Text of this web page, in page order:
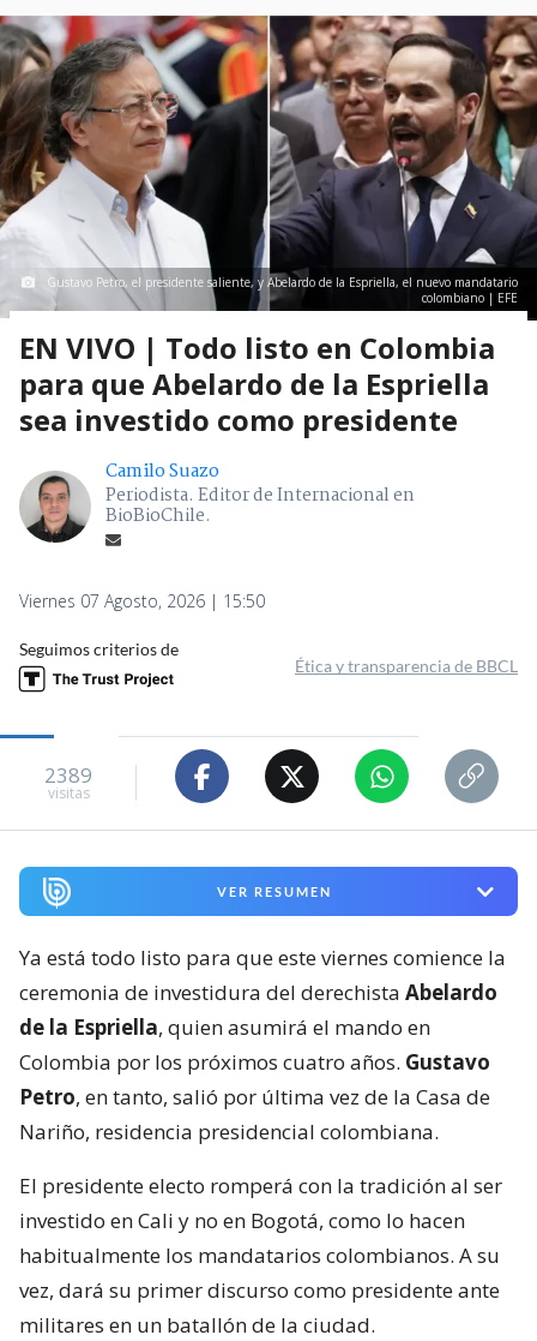
Gustavo Petro, el presidente saliente, y Abelardo de la Espriella, el nuevo mandatario
colombiano | EFE
EN VIVO | Todo listo en Colombia
para que Abelardo de la Espriella
sea investido como presidente
Camilo Suazo
Periodista. Editor de Internacional en
BioBioChile.
Viernes 07 Agosto, 2026 | 15:50
Seguimos criterios de
Ética y transparencia de BBCL
2389
visitas
VER RESUMEN
Ya está todo listo para que este viernes comience la
ceremonia de investidura del derechista Abelardo
de la Espriella, quien asumirá el mando en
Colombia por los próximos cuatro años. Gustavo
Petro, en tanto, salió por última vez de la Casa de
Nariño, residencia presidencial colombiana.
El presidente electo romperá con la tradición al ser
investido en Cali y no en Bogotá, como lo hacen
habitualmente los mandatarios colombianos. A su
vez, dará su primer discurso como presidente ante
militares en un batallón de la ciudad.